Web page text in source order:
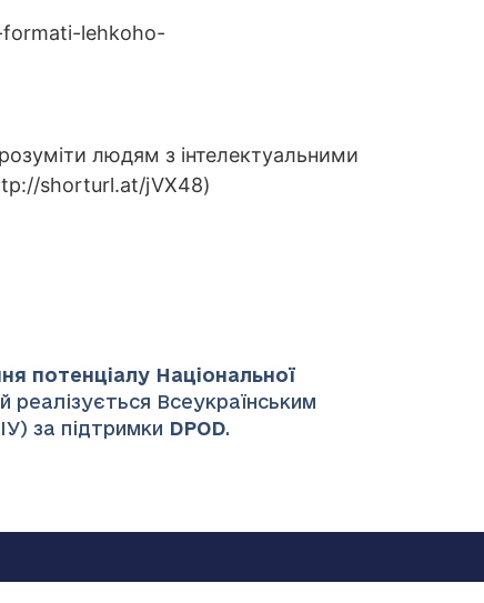
formati-lehkoho-
людям з інтелектуальними
shorturl.at/jVX48)
потенціалу Національної
реалізується Всеукраїнським
за підтримки DPOD.